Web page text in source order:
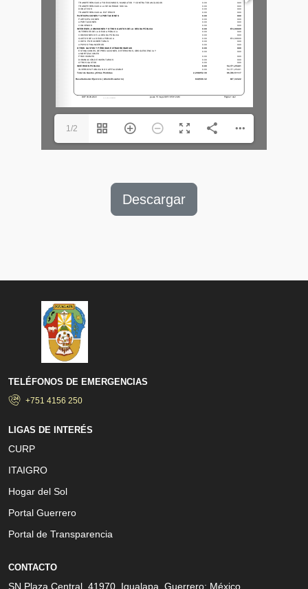
1/2
Descargar
TELÉFONOS DE EMERGENCIAS
+751 4156 250
LIGAS DE INTERÉS
CURP
ITAIGRO
Hogar del Sol
Portal Guerrero
Portal de Transparencia
CONTACTO
SN Plaza Central, 41970, Igualapa, Guerrero; México.